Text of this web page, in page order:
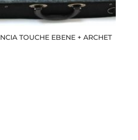
TOUCHE EBENE + ARCHET